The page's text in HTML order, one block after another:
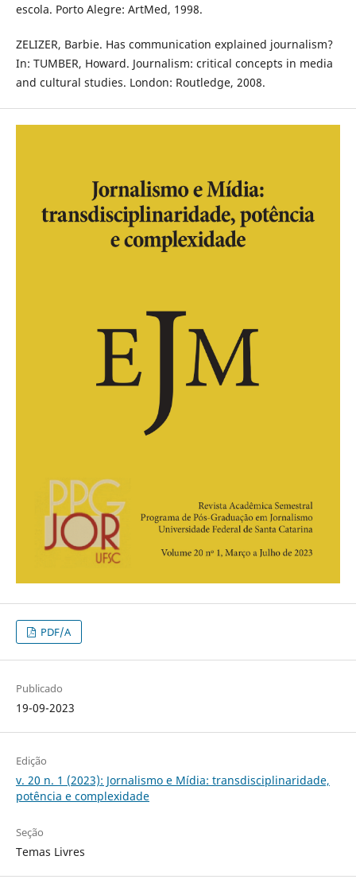
escola. Porto Alegre: ArtMed, 1998.
ZELIZER, Barbie. Has communication explained journalism?
In: TUMBER, Howard. Journalism: critical concepts in media
and cultural studies. London: Routledge, 2008.
PDF/A
Publicado
19-09-2023
Edição
v. 20 n. 1 (2023): Jornalismo e Mídia: transdisciplinaridade,
potência e complexidade
Seção
Temas Livres